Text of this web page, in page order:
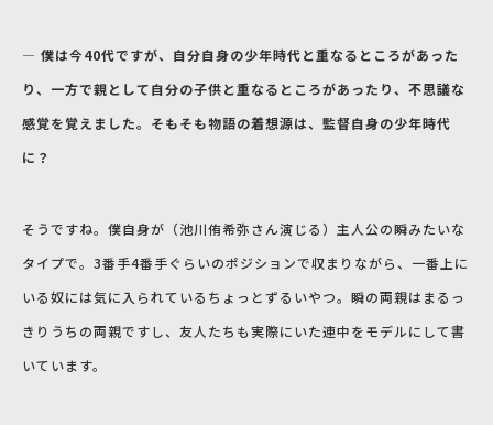
― 僕は今40代ですが、自分自身の少年時代と重なるところがあった
り、一方で親として自分の子供と重なるところがあったり、不思議な
感覚を覚えました。そもそも物語の着想源は、監督自身の少年時代
に？
そうですね。僕自身が（池川侑希弥さん演じる）主人公の瞬みたいな
タイプで。3番手4番手ぐらいのポジションで収まりながら、一番上に
いる奴には気に入られているちょっとずるいやつ。瞬の両親はまるっ
きりうちの両親ですし、友人たちも実際にいた連中をモデルにして書
いています。